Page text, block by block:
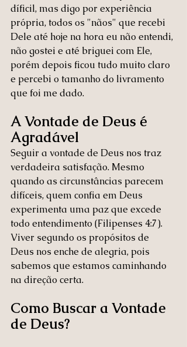
díficil, mas digo por experiência
própria, todos os "nãos" que recebi
Dele até hoje na hora eu não entendi,
não gostei e até briguei com Ele,
porém depois ficou tudo muito claro
e percebi o tamanho do livramento
que foi me dado.
A Vontade de Deus é
Agradável
Seguir a vontade de Deus nos traz
verdadeira satisfação. Mesmo
quando as circunstâncias parecem
difíceis, quem confia em Deus
experimenta uma paz que excede
todo entendimento (Filipenses 4:7).
Viver segundo os propósitos de
Deus nos enche de alegria, pois
sabemos que estamos caminhando
na direção certa.
Como Buscar a Vontade
de Deus?